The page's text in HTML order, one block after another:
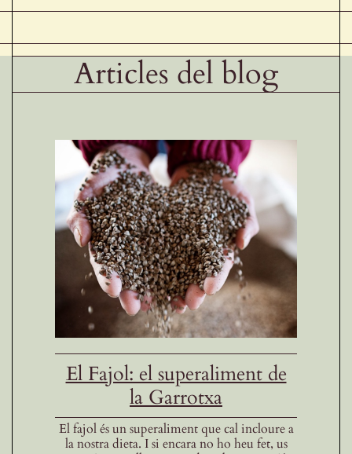
Articles del blog
El Fajol: el superaliment de
la Garrotxa
El fajol és un superaliment que cal incloure a
la nostra dieta. I si encara no ho heu fet, us